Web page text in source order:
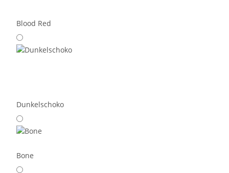
Blood Red
Dunkelschoko
Bone